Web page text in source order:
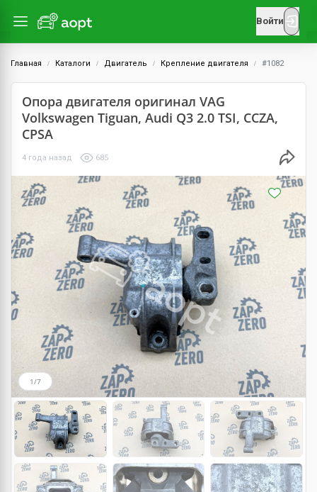
Войти
Главная Каталоги Двигатель Крепление двигателя #1082
Опора двигателя оригинал VAG
Volkswagen Tiguan, Audi Q3 2.0 TSI, CCZA,
CPSA
4 года назад 685
1/7